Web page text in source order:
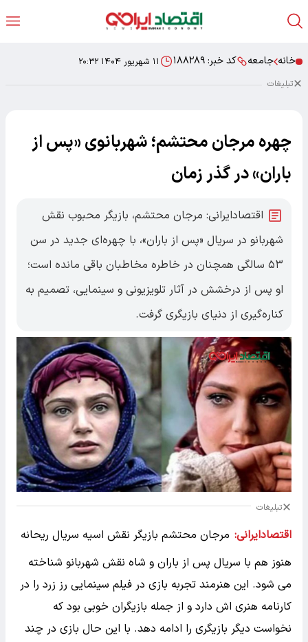
خانه جامعه کد خبر: ۱۸۸۲۸۹ ۱۱ شهریور ۱۴۰۴ ۲۰:۳۲
تبلیغات
چهره مرجان محتشم؛ شهربانوی «پس از
باران» در گذر زمان
اقتصادایرانی: مرجان محتشم، بازیگر محبوب نقش
شهربانو در سریال «پس از باران»، با چهره‌ای جدید در سن
۵۳ سالگی همچنان در خاطره مخاطبان باقی مانده است؛
او پس از درخشش در آثار تلویزیونی و سینمایی، تصمیم به
کناره‌گیری از دنیای بازیگری گرفت.
تبلیغات
اقتصادایرانی: مرجان محتشم بازیگر نقش اسیه سریال ریحانه
هنوز هم با سریال پس از باران و شاه نقش شهربانو شناخته
می شود. این هنرمند تجربه بازی در فیلم سینمایی رز زرد را در
کارنامه هنری اش دارد و از جمله بازیگران خوبی بود که
نخواست دیگر بازیگری را ادامه دهد. با این حال بازی در چند